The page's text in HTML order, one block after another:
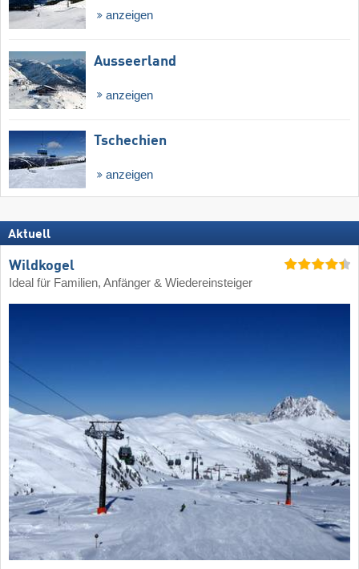
anzeigen
Ausseerland
anzeigen
Tschechien
anzeigen
Aktuell
Wildkogel
Ideal für Familien, Anfänger & Wiedereinsteiger